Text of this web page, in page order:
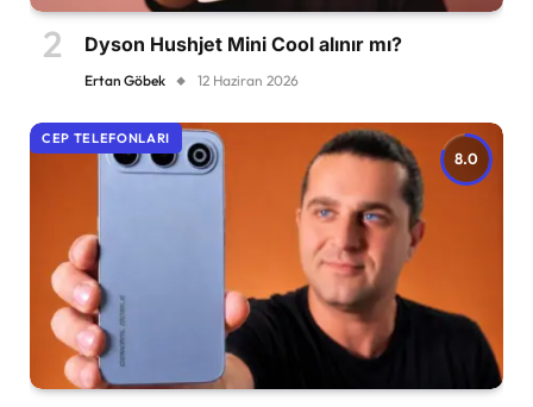
Dyson Hushjet Mini Cool alınır mı?
Ertan Göbek 12 Haziran 2026
8.0
CEP TELEFONLARI